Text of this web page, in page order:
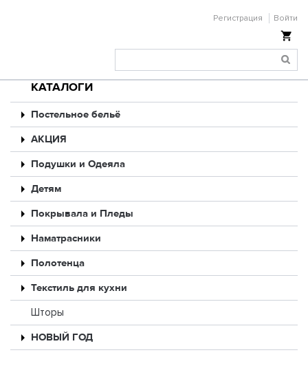
Регистрация Войти
КАТАЛОГИ
Постельное бельё
АКЦИЯ
Подушки и Одеяла
Детям
Покрывала и Пледы
Наматрасники
Полотенца
Текстиль для кухни
Шторы
НОВЫЙ ГОД